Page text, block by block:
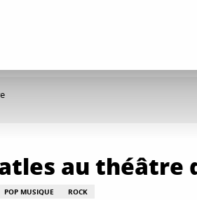
au théâtre
POP MUSIQUE ROCK